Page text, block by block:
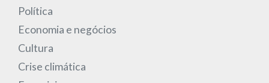
Política
Economia e negócios
Cultura
Crise climática